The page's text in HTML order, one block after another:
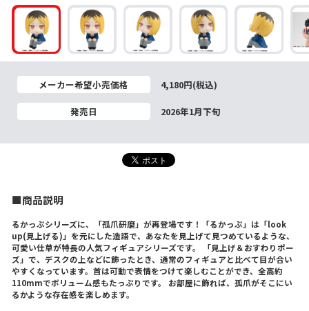
メーカー希望小売価格 4,180円(税込)
発売日 2026年1月下旬
■商品説明
るかっぷシリーズに、「孤爪研磨」が再登場です！「るかっぷ」は「look
up(見上げる)」を元にした造語で、あなたを見上げて見つめているような、
可愛い仕草が特長の人気フィギュアシリーズです。 「見上げ＆おすわりポー
ズ」で、デスクの上などに飾ったとき、通常のフィギュアと比べて目が合い
やすくなっています。首は可動で表情をつけて楽しむことができ、全高約
110mmでボリューム感もたっぷりです。 お部屋に飾れば、孤爪がそこにい
るかような存在感を楽しめます。